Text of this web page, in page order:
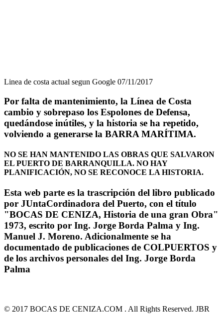
Linea de costa actual segun Google 07/11/2017
Por falta de mantenimiento, la Línea de Costa
cambio y sobrepaso los Espolones de Defensa,
quedándose inútiles, y la historia se ha repetido,
volviendo a generarse la BARRA MARÍTIMA.
NO SE HAN MANTENIDO LAS OBRAS QUE SALVARON
EL PUERTO DE BARRANQUILLA. NO HAY
PLANIFICACIÓN, NO SE RECONOCE LA HISTORIA.
Esta web parte es la trascripción del libro publicado
por JUntaCordinadora del Puerto, con el título
"BOCAS DE CENIZA, Historia de una gran Obra"
1973, escrito por Ing. Jorge Borda Palma y Ing.
Manuel J. Moreno. Adicionalmente se ha
documentado de publicaciones de COLPUERTOS y
de los archivos personales del Ing. Jorge Borda
Palma
© 2017 BOCAS DE CENIZA.COM . All Rights Reserved. JBR